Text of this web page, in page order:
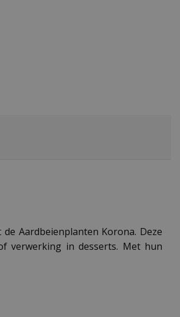
Aardbeienplanten Korona. Deze
verwerking in desserts. Met hun